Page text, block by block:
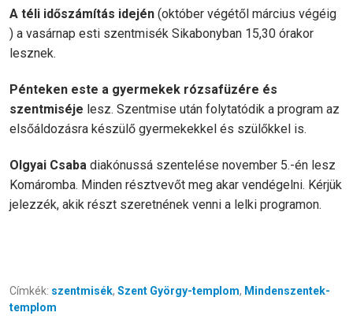
A téli időszámítás idején (október végétől március végéig
) a vasárnap esti szentmisék Sikabonyban 15,30 órakor
lesznek.
Pénteken este a gyermekek rózsafüzére és
szentmiséje lesz. Szentmise után folytatódik a program az
elsőáldozásra készülő gyermekekkel és szülőkkel is.
Olgyai Csaba diakónussá szentelése november 5.-én lesz
Komáromba. Minden résztvevőt meg akar vendégelni. Kérjük
jelezzék, akik részt szeretnének venni a lelki programon.
Címkék: szentmisék, Szent György-templom, Mindenszentek-
templom